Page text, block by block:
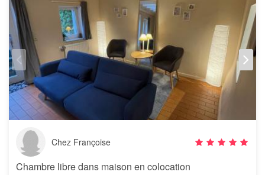
Chez Françoise
Chambre libre dans maison en colocation